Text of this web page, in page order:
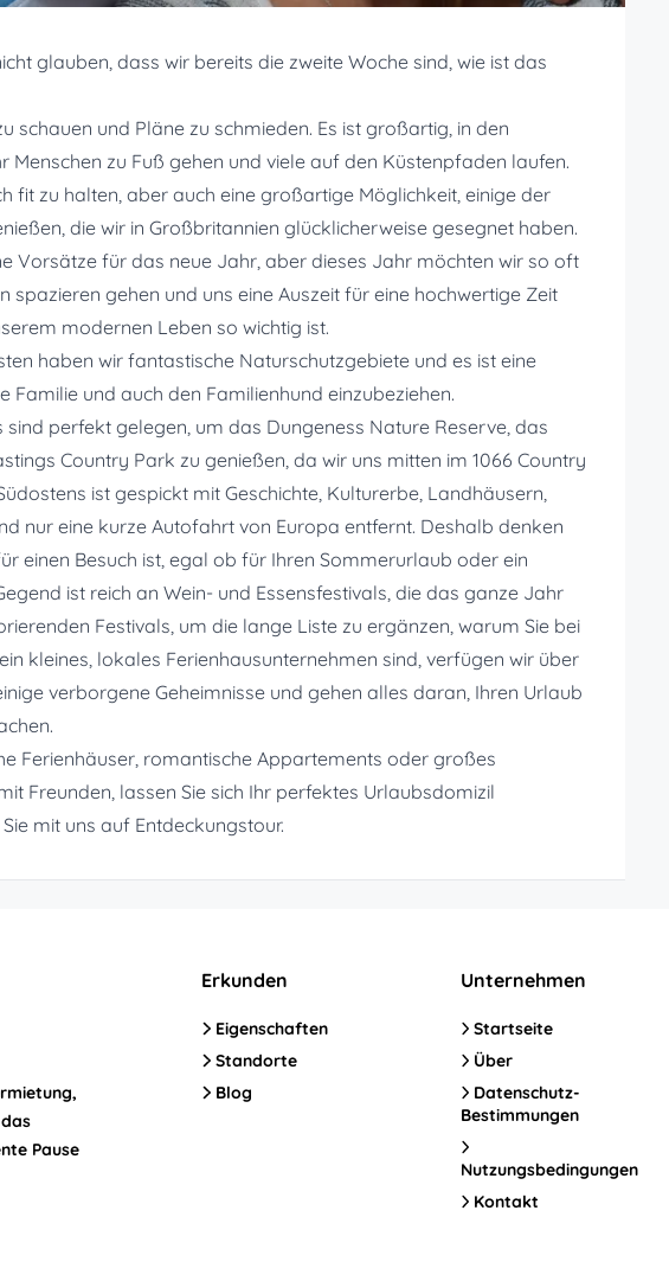
glauben, dass wir bereits die zweite Woche sind, wie ist das
schauen und Pläne zu schmieden. Es ist großartig, in den
Menschen zu Fuß gehen und viele auf den Küstenpfaden laufen.
fit zu halten, aber auch eine großartige Möglichkeit, einige der
die wir in Großbritannien glücklicherweise gesegnet haben.
Vorsätze für das neue Jahr, aber dieses Jahr möchten wir so oft
spazieren gehen und uns eine Auszeit für eine hochwertige Zeit
modernen Leben so wichtig ist.
haben wir fantastische Naturschutzgebiete und es ist eine
und auch den Familienhund einzubeziehen.
perfekt gelegen, um das Dungeness Nature Reserve, das
Country Park zu genießen, da wir uns mitten im 1066 Country
ist gespickt mit Geschichte, Kulturerbe, Landhäusern,
nur eine kurze Autofahrt von Europa entfernt. Deshalb denken
einen Besuch ist, egal ob für Ihren Sommerurlaub oder ein
ist reich an Wein- und Essensfestivals, die das ganze Jahr
Festivals, um die lange Liste zu ergänzen, warum Sie bei
kleines, lokales Ferienhausunternehmen sind, verfügen wir über
verborgene Geheimnisse und gehen alles daran, Ihren Urlaub
Ferienhäuser, romantische Appartements oder großes
Freunden, lassen Sie sich Ihr perfektes Urlaubsdomizil
mit uns auf Entdeckungstour.
Pause
Erkunden
Eigenschaften
Standorte
Blog
Unternehmen
Startseite
Über
Datenschutz-
Bestimmungen
Nutzungsbedingungen
Kontakt